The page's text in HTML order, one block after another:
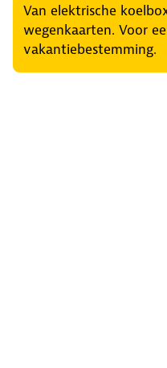
Van elektrische
wegenkaarten. Voor
vakantiebestemming.